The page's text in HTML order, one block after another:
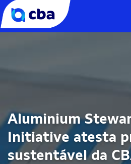
Aluminium
Initiative atesta
sustentável da